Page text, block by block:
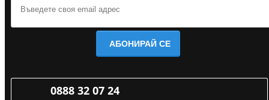
АБОНИРАЙ СЕ
0888 32 07 24